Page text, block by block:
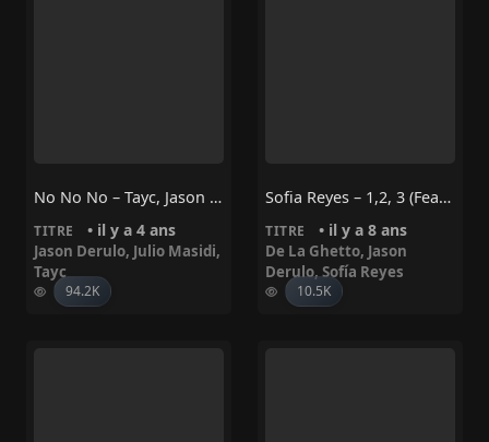
No No No – Tayc, Jason Derulo, Julio Masidi
TITRE • il y a 4 ans
Jason Derulo, Julio Masidi,
Tayc
94.2K
Sofia Reyes – 1,2, 3 (feat. Jason Derulo & De La Ghetto)
TITRE • il y a 8 ans
De La Ghetto, Jason
Derulo,Sofía Reyes
10.5K